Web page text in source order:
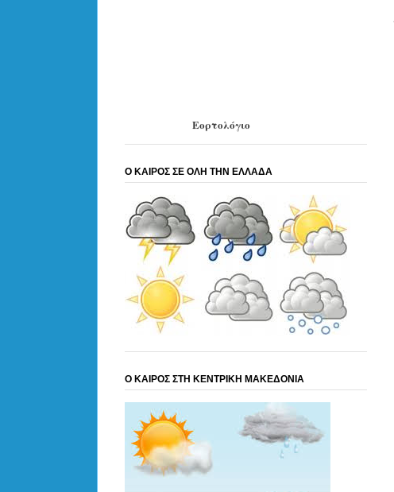
Εορτολόγιο
Ο ΚΑΙΡΟΣ ΣΕ ΟΛΗ ΤΗΝ ΕΛΛΑΔΑ
Ο ΚΑΙΡΟΣ ΣΤΗ ΚΕΝΤΡΙΚΗ ΜΑΚΕΔΟΝΙΑ